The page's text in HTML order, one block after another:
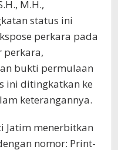
M.H.,
status ini
perkara pada
perkara,
bukti permulaan
ini ditingkatkan ke
keterangannya.
Jatim menerbitkan
nomor: Print-